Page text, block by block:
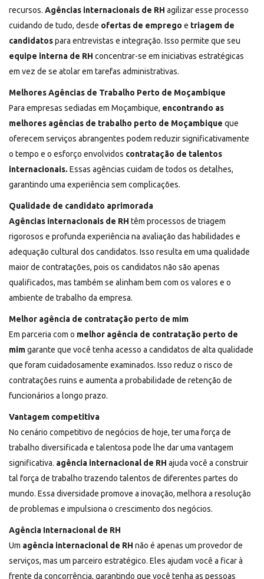
recursos. Agências internacionais de RH agilizar esse processo
cuidando de tudo, desde ofertas de emprego e triagem de
candidatospara entrevistas e integração. Isso permite que seu
equipe interna de RH concentrar-se em iniciativas estratégicas
em vez de se atolar em tarefas administrativas.
Melhores Agências de Trabalho Perto de Moçambique
Para empresas sediadas em Moçambique, encontrando as
melhores agências de trabalho perto de Moçambique que
oferecem serviços abrangentes podem reduzir significativamente
o tempo e o esforço envolvidos contratação de talentos
internacionais. Essas agências cuidam de todos os detalhes,
garantindo uma experiência sem complicações.
Qualidade de candidato aprimorada
Agências internacionais de RH têm processos de triagem
rigorosos e profunda experiência na avaliação das habilidades e
adequação cultural dos candidatos. Isso resulta em uma qualidade
maior de contratações, pois os candidatos não são apenas
qualificados, mas também se alinham bem com os valores e o
ambiente de trabalho da empresa.
Melhor agência de contratação perto de mim
Em parceria com o melhor agência de contratação perto de
mimgarante que você tenha acesso a candidatos de alta qualidade
que foram cuidadosamente examinados. Isso reduz o risco de
contratações ruins e aumenta a probabilidade de retenção de
funcionários a longo prazo.
Vantagem competitiva
No cenário competitivo de negócios de hoje, ter uma força de
trabalho diversificada e talentosa pode lhe dar uma vantagem
significativa. agência internacional de RH ajuda você a construir
tal força de trabalho trazendo talentos de diferentes partes do
mundo. Essa diversidade promove a inovação, melhora a resolução
de problemas e impulsiona o crescimento dos negócios.
Agência Internacional de RH
Um agência internacional de RH não é apenas um provedor de
serviços, mas um parceiro estratégico. Eles ajudam você a ficar à
frente da concorrência, garantindo que você tenha as pessoas